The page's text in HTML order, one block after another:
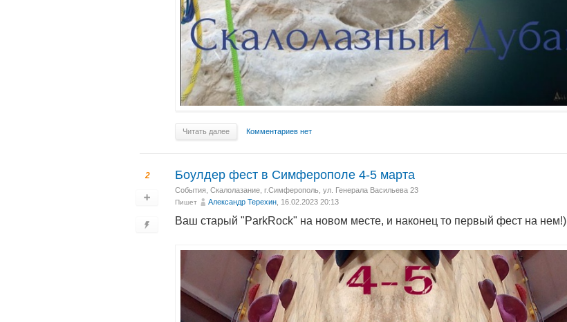
Читать далее Комментариев нет
2 Боулдер фест в Симферополе 4-5 марта
События Скалолазание г.Симферополь, ул. Генерала Васильева 23
Пишет Александр Терехин , 16.02.2023 20:13
Ваш старый "ParkRock" на новом месте, и наконец то первый фест на нем!)